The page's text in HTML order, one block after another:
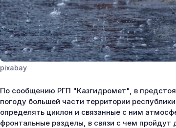
pixabay
По сообщению РГП "Казгидромет", в
погоду большей части территории
определять циклон и связанные с ним
фронтальные разделы, в связи с чем пройдут